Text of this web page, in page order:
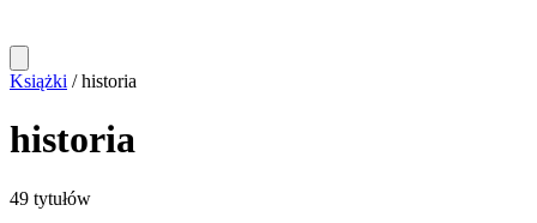
Książki / historia
historia
49 tytułów